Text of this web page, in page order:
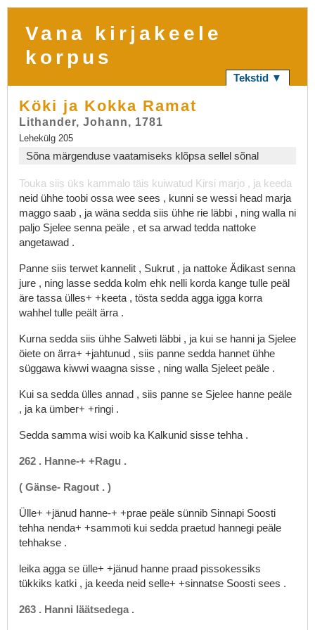
Vana kirjakeele
korpus
Tekstid ▼
Köki ja Kokka Ramat
Lithander, Johann, 1781
Lehekülg 205
Sõna märgenduse vaatamiseks klõpsa sellel sõnal
Touka siis üks kammalo täis kuiwatud Kirsi marjo , ja keeda
neid ühhe toobi ossa wee sees , kunni se wessi head marja
maggo saab , ja wäna sedda siis ühhe rie läbbi , ning walla ni
paljo Sjelee senna peäle , et sa arwad tedda nattoke
angetawad .
Panne siis terwet kannelit , Sukrut , ja nattoke Ädikast senna
jure , ning lasse sedda kolm ehk nelli korda kange tulle peäl
äre tassa ülles+ +keeta , tösta sedda agga igga korra
wahhel tulle peält ärra .
Kurna sedda siis ühhe Salweti läbbi , ja kui se hanni ja Sjelee
öiete on ärra+ +jahtunud , siis panne sedda hannet ühhe
süggawa kiwwi waagna sisse , ning walla Sjeleet peäle .
Kui sa sedda ülles annad , siis panne se Sjelee hanne peäle
, ja ka ümber+ +ringi .
Sedda samma wisi woib ka Kalkunid sisse tehha .
262 . Hanne-+ +Ragu .
( Gänse- Ragout . )
Ülle+ +jänud hanne-+ +prae peäle sünnib Sinnapi Soosti
tehha nenda+ +sammoti kui sedda praetud hannegi peäle
tehhakse .
leika agga se ülle+ +jänud hanne praad pissokessiks
tükkiks katki , ja keeda neid selle+ +sinnatse Soosti sees .
263 . Hanni läätsedega .